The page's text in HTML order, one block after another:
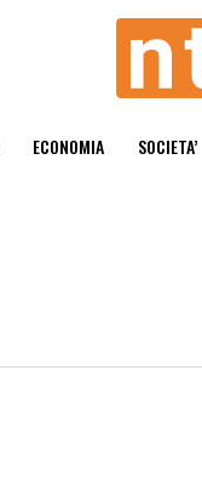
ECONOMIA SOCIETA’